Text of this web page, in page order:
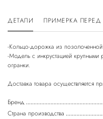
ДЕТАЛИ ПРИМЕРКА ПЕРЕД
-Кольцо-дорожка из позолоченной
-Модель с инкрустацией крупными
огранки.
Бренд
Страна производства